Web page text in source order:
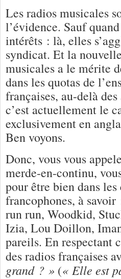
Les radios musicales
l’évidence. Sauf
intérêts : là, elles
syndicat. Et la
musicales a le mérite
dans les quotas de
françaises, au-delà
c’est actuellement le
exclusivement en
Ben voyons.
Donc, vous vous
merde-en-continu,
pour être bien dans
francophones, à
run run, Woodkid,
Izia, Lou Doillon,
pareils. En respectant
des radios françaises
grand ? » (« Elle est